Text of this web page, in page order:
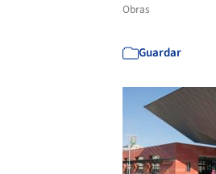
Obras
Guardar